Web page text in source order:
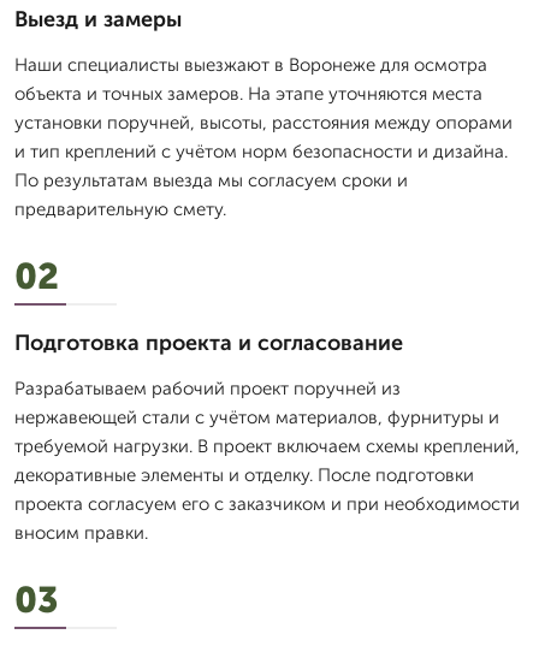
Выезд и замеры
Наши специалисты выезжают в Воронеже для осмотра
объекта и точных замеров. На этапе уточняются места
установки поручней, высоты, расстояния между опорами
и тип креплений с учётом норм безопасности и дизайна.
По результатам выезда мы согласуем сроки и
предварительную смету.
02
Подготовка проекта и согласование
Разрабатываем рабочий проект поручней из
нержавеющей стали с учётом материалов, фурнитуры и
требуемой нагрузки. В проект включаем схемы креплений,
декоративные элементы и отделку. После подготовки
проекта согласуем его с заказчиком и при необходимости
вносим правки.
03